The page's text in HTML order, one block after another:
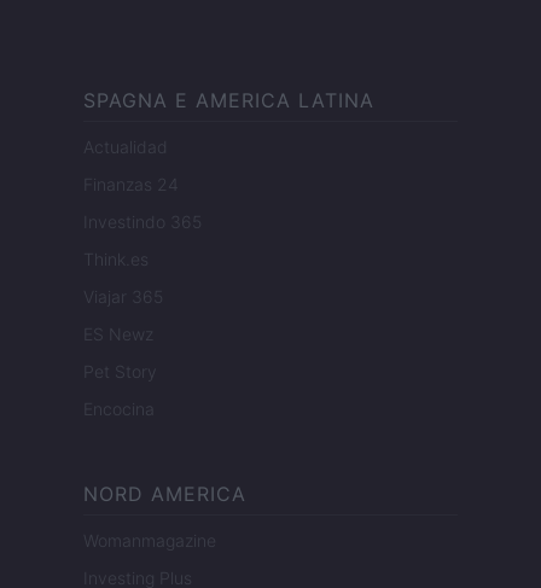
SPAGNA E AMERICA LATINA
Actualidad
Finanzas 24
Investindo 365
Think.es
Viajar 365
ES Newz
Pet Story
Encocina
NORD AMERICA
Womanmagazine
Investing Plus